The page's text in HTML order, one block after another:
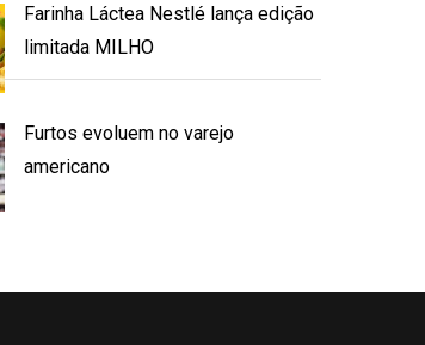
Farinha Láctea Nestlé lança edição
limitada MILHO
Furtos evoluem no varejo
americano